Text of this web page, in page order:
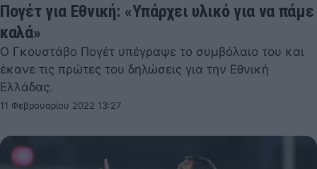
Πογέτ για Εθνική: «Υπάρχει υλικό για να πάμε
καλά»
O Γκουστάβο Πογέτ υπέγραψε το συμβόλαιο του και
έκανε τις πρώτες του δηλώσεις για την Εθνική
Ελλάδας.
11 Φεβρουαρίου 2022 13:27